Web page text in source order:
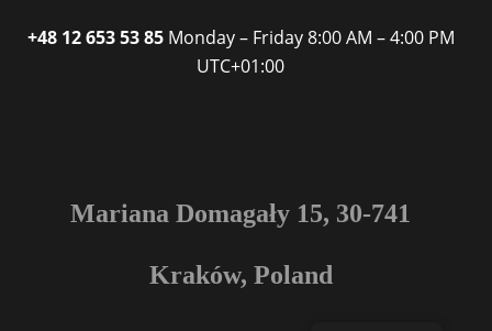
+48 12 653 53 85 Monday – Friday 8:00 AM – 4:00 PM
UTC+01:00
Mariana Domagały 15, 30-741
Kraków, Poland